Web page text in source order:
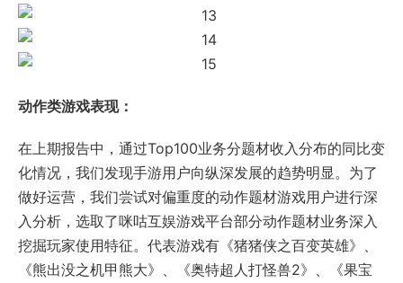
动作类游戏表现：
在上期报告中，通过Top100业务分题材收入分布的同比变
化情况，我们发现手游用户向纵深发展的趋势明显。为了
做好运营，我们尝试对偏重度的动作题材游戏用户进行深
入分析，选取了咪咕互娱游戏平台部分动作题材业务深入
挖掘玩家使用特征。代表游戏有《猪猪侠之百变英雄》、
《熊出没之机甲熊大》、《奥特超人打怪兽2》、《果宝